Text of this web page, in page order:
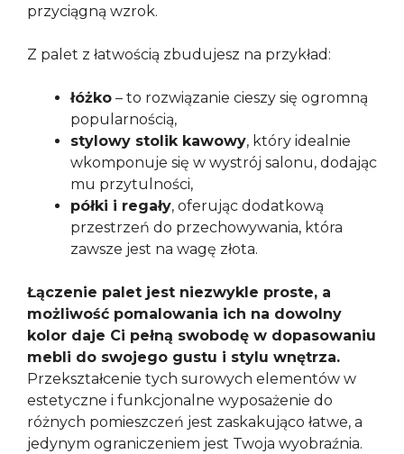
przyciągną wzrok.
Z palet z łatwością zbudujesz na przykład:
łóżko – to rozwiązanie cieszy się ogromną
popularnością,
stylowy stolik kawowy, który idealnie
wkomponuje się w wystrój salonu, dodając
mu przytulności,
półki i regały, oferując dodatkową
przestrzeń do przechowywania, która
zawsze jest na wagę złota.
Łączenie palet jest niezwykle proste, a
możliwość pomalowania ich na dowolny
kolor daje Ci pełną swobodę w dopasowaniu
mebli do swojego gustu i stylu wnętrza.
Przekształcenie tych surowych elementów w
estetyczne i funkcjonalne wyposażenie do
różnych pomieszczeń jest zaskakująco łatwe, a
jedynym ograniczeniem jest Twoja wyobraźnia.